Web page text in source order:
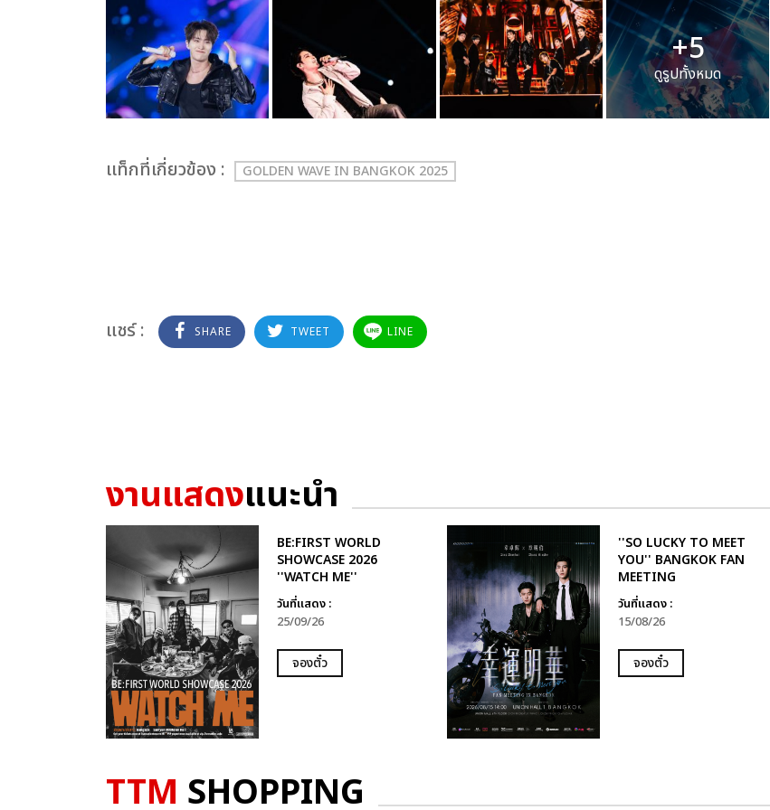
+5
ดูรูปทั้งหมด
เเท็กที่เกี่ยวข้อง : GOLDEN WAVE IN BANGKOK 2025
แชร์ : SHARE TWEET LINE
งานแสดงแนะนำ
BE:FIRST WORLD
SHOWCASE 2026
''WATCH ME''
วันที่แสดง :
25/09/26
จองตั๋ว
''SO LUCKY TO MEET
YOU'' BANGKOK FAN
MEETING
วันที่แสดง :
15/08/26
จองตั๋ว
TTM SHOPPING